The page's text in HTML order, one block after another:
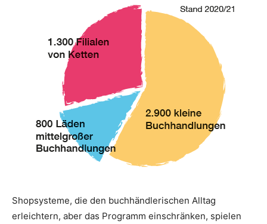
Shopsysteme, die den buchhändlerischen Alltag
erleichtern, aber das Programm einschränken, spielen